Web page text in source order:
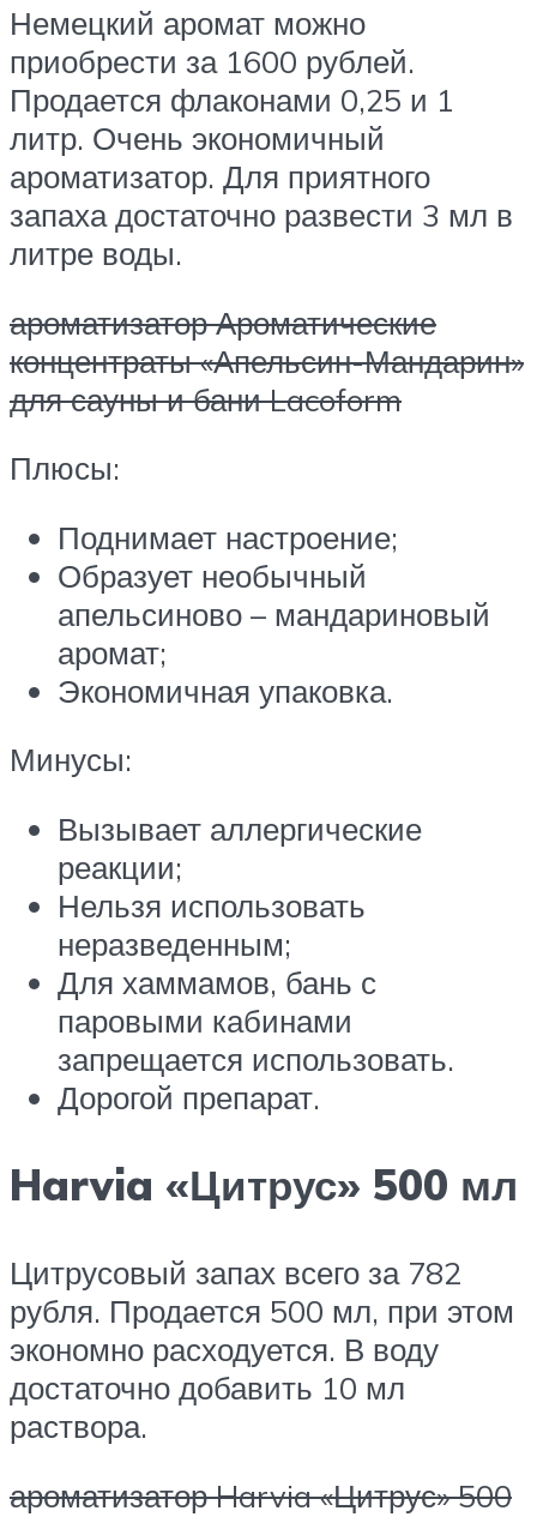
Немецкий аромат можно
приобрести за 1600 рублей.
Продается флаконами 0,25 и 1
литр. Очень экономичный
ароматизатор. Для приятного
запаха достаточно развести 3 мл в
литре воды.
ароматизатор Ароматические
концентраты «Апельсин-Мандарин»
для сауны и бани Lacoform
Плюсы:
Поднимает настроение;
Образует необычный
апельсиново – мандариновый
аромат;
Экономичная упаковка.
Минусы:
Вызывает аллергические
реакции;
Нельзя использовать
неразведенным;
Для хаммамов, бань с
паровыми кабинами
запрещается использовать.
Дорогой препарат.
Harvia «Цитрус» 500 мл
Цитрусовый запах всего за 782
рубля. Продается 500 мл, при этом
экономно расходуется. В воду
достаточно добавить 10 мл
раствора.
ароматизатор Harvia «Цитрус» 500